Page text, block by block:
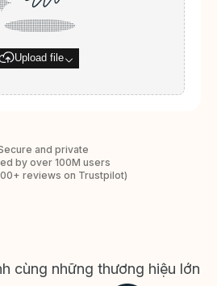
Upload file
and private
by over 100M users
reviews on Trustpilot)
cùng những thương hiệu lớn